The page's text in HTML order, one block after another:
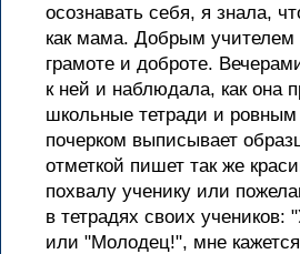
осознавать себя, я знала,
как мама. Добрым учителем
грамоте и доброте.
к ней и наблюдала, как она
школьные тетради и
почерком выписывает
отметкой пишет так же
похвалу ученику или
в тетрадях своих
или "Молодец!", мне